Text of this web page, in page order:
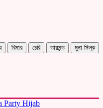
খিমার চেরি ডায়মন্ড
মুনা সিল্ক
Party Hijab